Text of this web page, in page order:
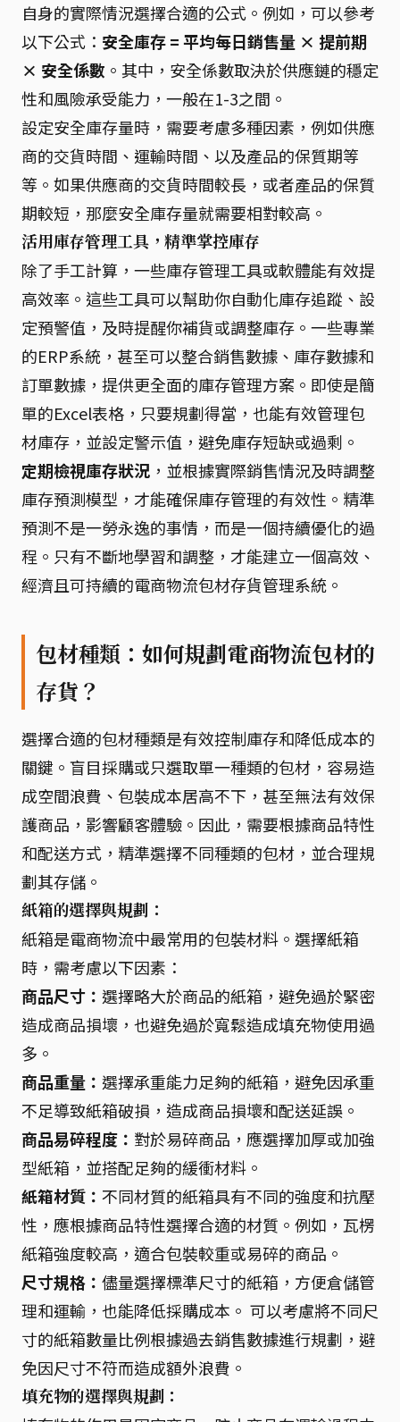
自身的實際情況選擇合適的公式。例如，可以參考
以下公式： 安全庫存 = 平均每日銷售量 × 提前期
× 安全係數 。其中，安全係數取決於供應鏈的穩定
性和風險承受能力，一般在1-3之間。
設定安全庫存量時，需要考慮多種因素，例如供應
商的交貨時間、運輸時間、以及產品的保質期等
等。如果供應商的交貨時間較長，或者產品的保質
期較短，那麼安全庫存量就需要相對較高。
活用庫存管理工具，精準掌控庫存
除了手工計算，一些庫存管理工具或軟體能有效提
高效率。這些工具可以幫助你自動化庫存追蹤、設
定預警值，及時提醒你補貨或調整庫存。一些專業
的ERP系統，甚至可以整合銷售數據、庫存數據和
訂單數據，提供更全面的庫存管理方案。即使是簡
單的Excel表格，只要規劃得當，也能有效管理包
材庫存，並設定警示值，避免庫存短缺或過剩。
定期檢視庫存狀況 ，並根據實際銷售情況及時調整
庫存預測模型，才能確保庫存管理的有效性。精準
預測不是一勞永逸的事情，而是一個持續優化的過
程。只有不斷地學習和調整，才能建立一個高效、
經濟且可持續的電商物流包材存貨管理系統。
包材種類：如何規劃電商物流包材的
存貨？
選擇合適的包材種類是有效控制庫存和降低成本的
關鍵。盲目採購或只選取單一種類的包材，容易造
成空間浪費、包裝成本居高不下，甚至無法有效保
護商品，影響顧客體驗。因此，需要根據商品特性
和配送方式，精準選擇不同種類的包材，並合理規
劃其存儲。
紙箱的選擇與規劃：
紙箱是電商物流中最常用的包裝材料。選擇紙箱
時，需考慮以下因素：
商品尺寸： 選擇略大於商品的紙箱，避免過於緊密
造成商品損壞，也避免過於寬鬆造成填充物使用過
多。
商品重量： 選擇承重能力足夠的紙箱，避免因承重
不足導致紙箱破損，造成商品損壞和配送延誤。
商品易碎程度： 對於易碎商品，應選擇加厚或加強
型紙箱，並搭配足夠的緩衝材料。
紙箱材質： 不同材質的紙箱具有不同的強度和抗壓
性，應根據商品特性選擇合適的材質。例如，瓦楞
紙箱強度較高，適合包裝較重或易碎的商品。
尺寸規格： 儘量選擇標準尺寸的紙箱，方便倉儲管
理和運輸，也能降低採購成本。 可以考慮將不同尺
寸的紙箱數量比例根據過去銷售數據進行規劃，避
免因尺寸不符而造成額外浪費。
填充物的選擇與規劃：